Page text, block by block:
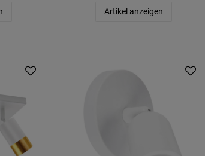
Artikel anzeigen